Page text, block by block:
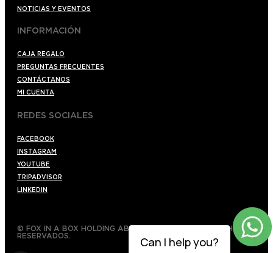
NOTICIAS Y EVENTOS
INFORMACIÓN
CAJA REGALO
PREGUNTAS FRECUENTES
CONTÁCTANOS
MI CUENTA
REDES SOCIALES
FACEBOOK
INSTAGRAM
YOUTUBE
TRIPADVISOR
LINKEDIN
© FOX IN A BOX HOLDING AB 2022 TODOS LOS DERECHOS
RESERVADOS.
Can I help you?